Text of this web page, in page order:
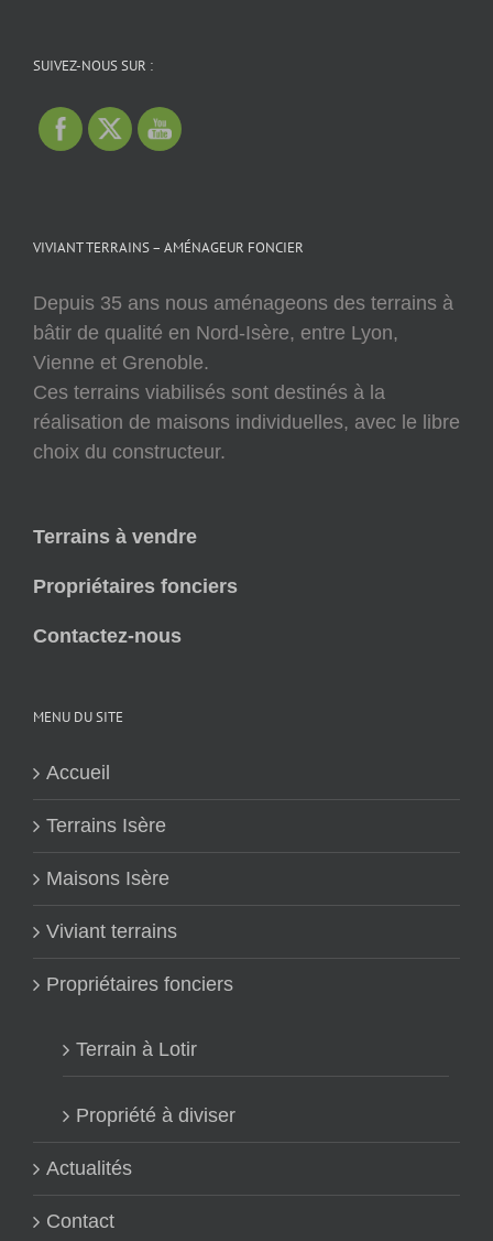
SUIVEZ-NOUS SUR :
VIVIANT TERRAINS – AMÉNAGEUR FONCIER
Depuis 35 ans nous aménageons des terrains à
bâtir de qualité en Nord-Isère, entre Lyon,
Vienne et Grenoble.
Ces terrains viabilisés sont destinés à la
réalisation de maisons individuelles, avec le libre
choix du constructeur.
Terrains à vendre
Propriétaires fonciers
Contactez-nous
MENU DU SITE
Accueil
Terrains Isère
Maisons Isère
Viviant terrains
Propriétaires fonciers
Terrain à Lotir
Propriété à diviser
Actualités
Contact